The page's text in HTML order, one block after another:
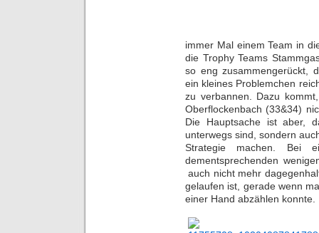
immer Mal einem Team in
die Trophy Teams
so eng zusammengerückt,
ein kleines Problemchen
zu verbannen. Dazu
Oberflockenbach (33&34)
Die Hauptsache ist aber,
unterwegs sind, sondern
Strategie machen.
dementsprechenden
auch nicht mehr
gelaufen ist, gerade wenn
einer Hand abzählen konnte.